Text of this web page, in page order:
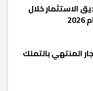
الاستثمار خلال
المنتهي بالتملك